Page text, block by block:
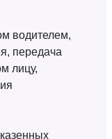
водителем,
передача
лицу,